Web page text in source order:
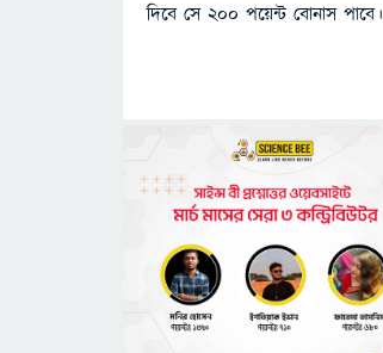
দিবে সে ২০০ পয়েন্ট বোনাস পাবে।